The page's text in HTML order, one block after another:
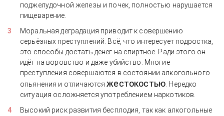
поджелудочной железы и почек, полностью нарушается
пищеварение.
Моральная деградация приводит к совершению
серьёзных преступлений. Всё, что интересует подростка,
это способы достать денег на спиртное. Ради этого он
идёт на воровство и даже убийство. Многие
преступления совершаются в состоянии алкогольного
опьянения и отличаютсяжестокостью . Нередко
ситуация осложняется употреблением наркотиков.
Высокий риск развития бесплодия, так как алкогольные